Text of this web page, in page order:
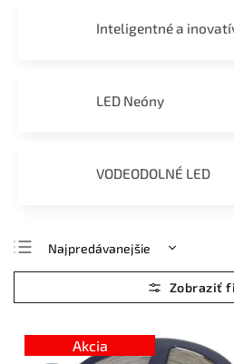
Inteligentné a
LED Neóny
VODEODOLNÉ LED
Najpredávanejšie
Najlacnejšie
Najdrahšie
Abecedne
Akcia